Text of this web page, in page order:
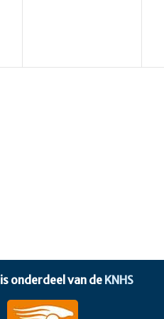
is onderdeel van de KNHS